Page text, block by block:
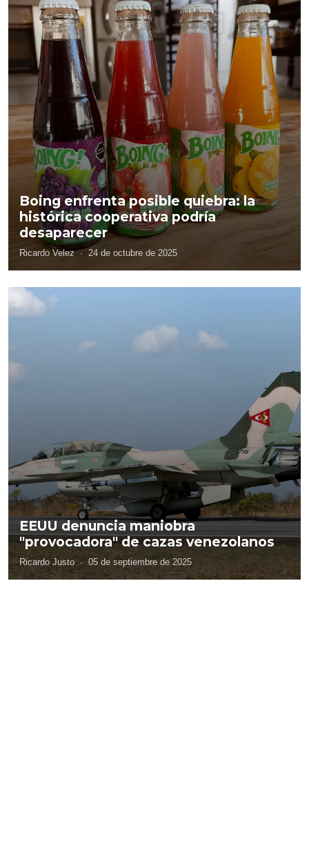
Boing enfrenta posible quiebra: la
histórica cooperativa podría
desaparecer
Ricardo Velez · 24 de octubre de 2025
EEUU denuncia maniobra
"provocadora" de cazas venezolanos
Ricardo Justo · 05 de septiembre de 2025